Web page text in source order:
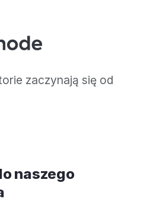
zaczynają się od
naszego